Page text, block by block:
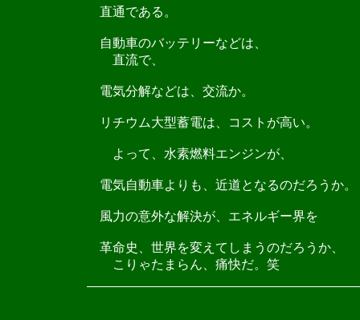
直通である。
自動車のバッテリーなどは、
直流で、
電気分解などは、交流か。
リチウム大型蓄電は、コストが高い。
よって、水素燃料エンジンが、
電気自動車よりも、近道となるのだろうか。
風力の意外な解決が、エネルギー界を
革命史、世界を変えてしまうのだろうか、
こりゃたまらん、痛快だ。笑